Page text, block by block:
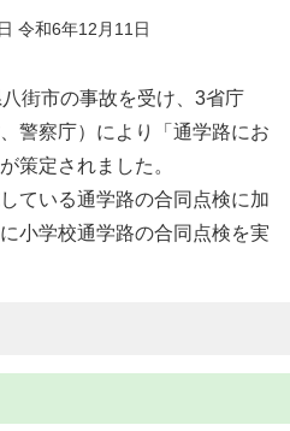
令和6年12月11日
街市の事故を受け、3省庁
警察庁）により「通学路にお
策定されました。
ている通学路の合同点検に加
小学校通学路の合同点検を実